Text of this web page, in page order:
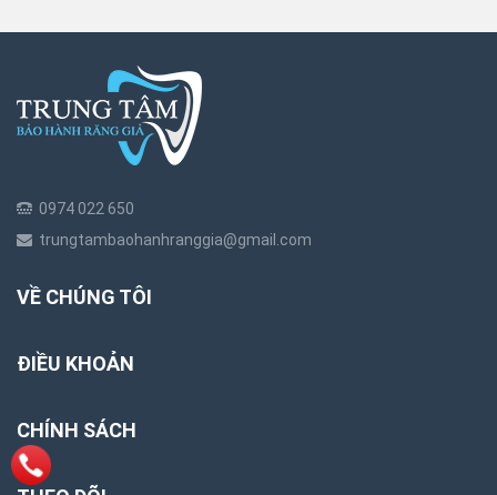
0974 022 650
trungtambaohanhranggia@gmail.com
VỀ CHÚNG TÔI
ĐIỀU KHOẢN
CHÍNH SÁCH